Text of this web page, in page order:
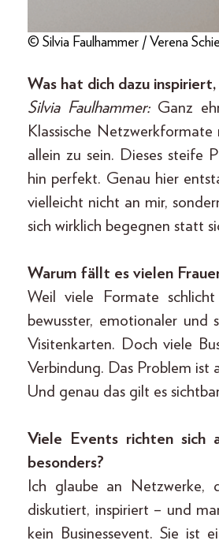
© Silvia Faulhammer / Verena
Was hat dich dazu
Silvia Faulhammer:Ganz
Klassische
allein zu sein. Dieses steife
hin perfekt. Genau hier
vielleicht nicht an mir,
sich wirklich begegnen statt
Warum fällt es vielen
Weil viele Formate
bewusster, emotionaler
Visitenkarten. Doch viele
Verbindung. Das Problem ist
Und genau das gilt es
Viele Events richten sich
besonders?
Ich glaube an
diskutiert, inspiriert – und
kein Businessevent. Sie ist